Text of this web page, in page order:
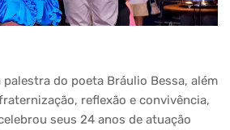
do poeta Bráulio Bessa, além
reflexão e convivência,
seus 24 anos de atuação